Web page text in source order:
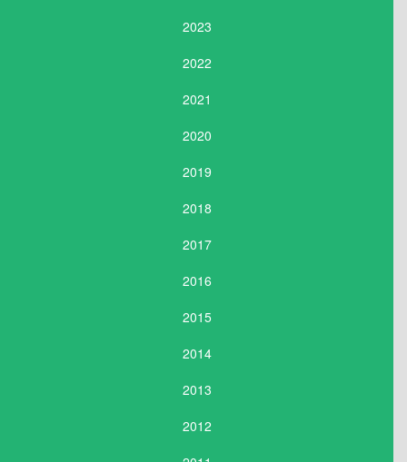
2023
2022
2021
2020
2019
2018
2017
2016
2015
2014
2013
2012